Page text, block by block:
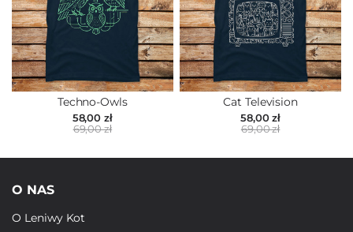
Techno-Owls
58,00 zł
69,00 zł
Cat Television
58,00 zł
69,00 zł
O NAS
O Leniwy Kot